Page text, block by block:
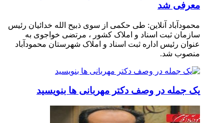
معرفی شد
محمودآباد آنلاین: طی حکمی از سوی ذبیح الله خدائیان رئیس
سازمان ثبت اسناد و املاک کشور ، مرتضی خواجوی به
عنوان رئیس اداره ثبت اسناد و املاک شهرستان محمودآباد
منصوب شد.
یک جمله در وصف دکتر مهربانی ها بنویسید